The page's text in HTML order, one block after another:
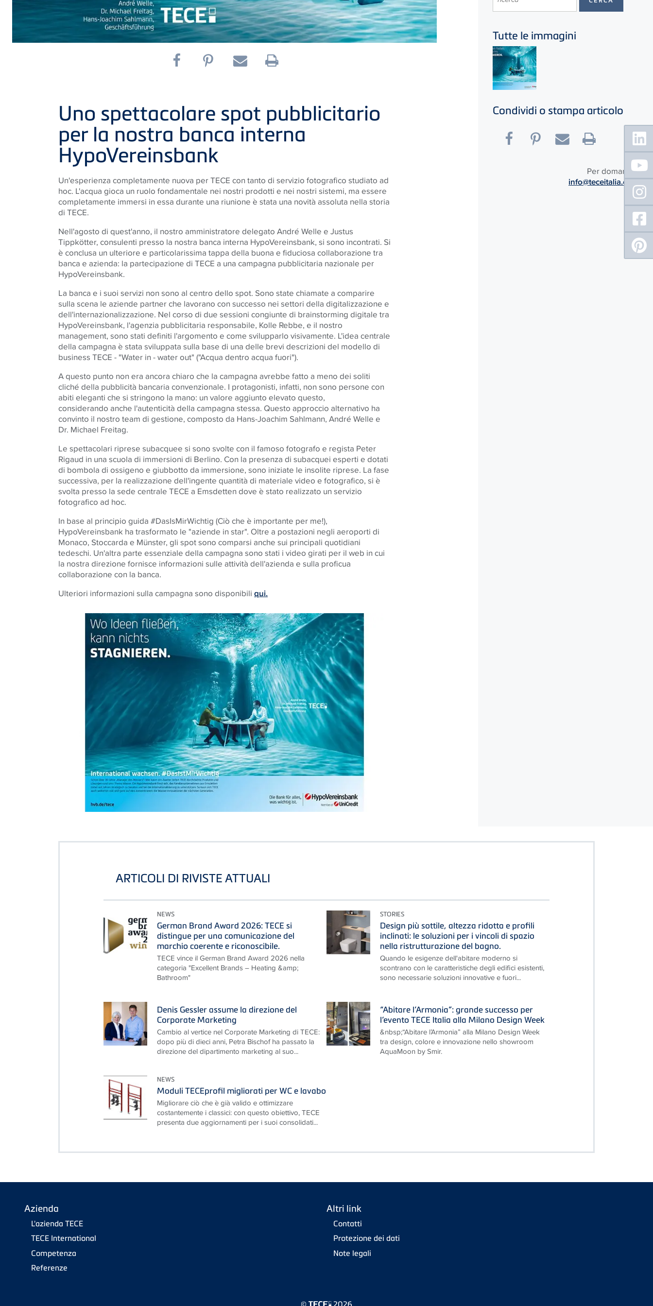
Uno spettacolare spot pubblicitario
per la nostra banca interna
HypoVereinsbank
Un'esperienza completamente nuova per TECE con tanto di servizio fotografico studiato ad
hoc. L'acqua gioca un ruolo fondamentale nei nostri prodotti e nei nostri sistemi, ma essere
completamente immersi in essa durante una riunione è stata una novità assoluta nella storia
di TECE.
Nell'agosto di quest'anno, il nostro amministratore delegato André Welle e Justus
Tippkötter, consulenti presso la nostra banca interna HypoVereinsbank, si sono incontrati. Si
è conclusa un ulteriore e particolarissima tappa della buona e fiduciosa collaborazione tra
banca e azienda: la partecipazione di TECE a una campagna pubblicitaria nazionale per
HypoVereinsbank.
La banca e i suoi servizi non sono al centro dello spot. Sono state chiamate a comparire
sulla scena le aziende partner che lavorano con successo nei settori della digitalizzazione e
dell'internazionalizzazione. Nel corso di due sessioni congiunte di brainstorming digitale tra
HypoVereinsbank, l'agenzia pubblicitaria responsabile, Kolle Rebbe, e il nostro
management, sono stati definiti l'argomento e come svilupparlo visivamente. L'idea centrale
della campagna è stata sviluppata sulla base di una delle brevi descrizioni del modello di
business TECE - "Water in - water out" ("Acqua dentro acqua fuori").
A questo punto non era ancora chiaro che la campagna avrebbe fatto a meno dei soliti
cliché della pubblicità bancaria convenzionale. I protagonisti, infatti, non sono persone con
abiti eleganti che si stringono la mano: un valore aggiunto elevato questo,
considerando anche l'autenticità della campagna stessa. Questo approccio alternativo ha
convinto il nostro team di gestione, composto da Hans-Joachim Sahlmann, André Welle e
Dr. Michael Freitag.
Le spettacolari riprese subacquee si sono svolte con il famoso fotografo e regista Peter
Rigaud in una scuola di immersioni di Berlino. Con la presenza di subacquei esperti e dotati
di bombola di ossigeno e giubbotto da immersione, sono iniziate le insolite riprese. La fase
successiva, per la realizzazione dell'ingente quantità di materiale video e fotografico, si è
svolta presso la sede centrale TECE a Emsdetten dove è stato realizzato un servizio
fotografico ad hoc.
In base al principio guida #DasIsMirWichtig (Ciò che è importante per me!),
HypoVereinsbank ha trasformato le "aziende in star". Oltre a postazioni negli aeroporti di
Monaco, Stoccarda e Münster, gli spot sono comparsi anche sui principali quotidiani
tedeschi. Un'altra parte essenziale della campagna sono stati i video girati per il web in cui
la nostra direzione fornisce informazioni sulle attività dell'azienda e sulla proficua
collaborazione con la banca.
Ulteriori informazioni sulla campagna sono disponibili qui.
Tutte le immagini
Condividi o stampa articolo
Per domande:
info@teceitalia.com
ARTICOLI DI RIVISTE ATTUALI
NEWS
German Brand Award 2026: TECE si
distingue per una comunicazione del
marchio coerente e riconoscibile.
TECE vince il German Brand Award 2026 nella
categoria "Excellent Brands – Heating &amp;
Bathroom"
STORIES
Design più sottile, altezza ridotta e profili
inclinati: le soluzioni per i vincoli di spazio
nella ristrutturazione del bagno.
Quando le esigenze dell'abitare moderno si
scontrano con le caratteristiche degli edifici esistenti,
sono necessarie soluzioni innovative e fuori...
Denis Gessler assume la direzione del
Corporate Marketing
Cambio al vertice nel Corporate Marketing di TECE:
dopo più di dieci anni, Petra Bischof ha passato la
direzione del dipartimento marketing al suo...
“Abitare l’Armonia”: grande successo per
l’evento TECE Italia alla Milano Design Week
&nbsp;“Abitare l’Armonia” alla Milano Design Week
tra design, colore e innovazione nello showroom
AquaMoon by Smir.
NEWS
Moduli TECEprofil migliorati per WC e lavabo
Migliorare ciò che è già valido e ottimizzare
costantemente i classici: con questo obiettivo, TECE
presenta due aggiornamenti per i suoi consolidati...
Azienda
L'azienda TECE
TECE International
Competenza
Referenze
Altri link
Contatti
Protezione dei dati
Note legali
Floating
Sidebar